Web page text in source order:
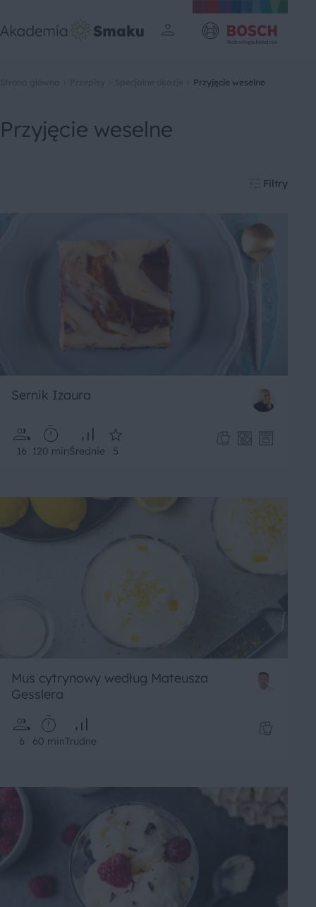
Przyjęcie weselne
Przyjęcie weselne
Filtry
Sernik Izaura
16 120 minŚrednie 5
Mus cytrynowy według Mateusza
Gesslera
6 60 minTrudne